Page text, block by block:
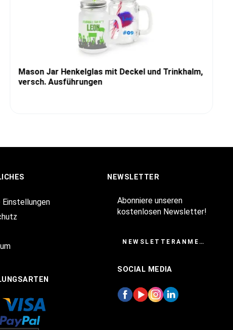
Mason Jar Henkelglas mit Deckel und Trinkhalm,
versch. Ausführungen
Einstellungen
NEWSLETTER
Abonniere unseren
kostenlosen Newsletter!
NEWSLETTERANMELDUNG
SOCIAL MEDIA